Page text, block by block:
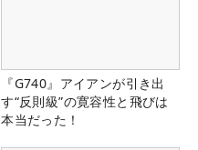
『G740』アイアンが引き出
す“反則級”の寛容性と飛びは
本当だった！